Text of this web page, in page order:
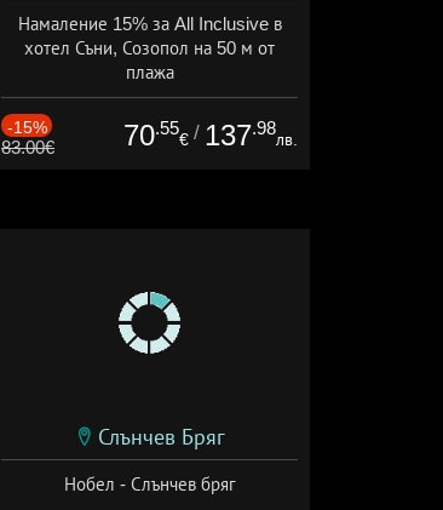
Намаление 15% за All Inclusive в
хотел Съни, Созопол на 50 м от
плажа
Дата: 30.07 - 30.09 + all inclusive
-15%
83.00€ 70.55
€ / 137.98
лв.
Слънчев Бряг
Нобел - Слънчев бряг